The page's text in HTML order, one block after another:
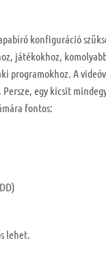
konfiguráció
játékokhoz,
programokhoz. A
egy kicsit
fontos:
lehet.